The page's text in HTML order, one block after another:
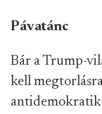
Pávatánc
Bár a Trump-
kell